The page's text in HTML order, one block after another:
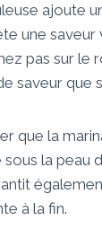
ajoute
une saveur
pas sur le
saveur que
que la
la peau
à la fin.